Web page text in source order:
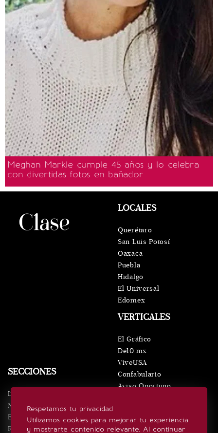
Meghan Markle cumple 45 años y lo celebra
con divertidas fotos en bañador
Respetamos tu privacidad
Utilizamos cookies para mejorar tu experiencia
y mostrarte contenido relevante. Al continuar
SECCIONES
Inicio
Noticias
Eventos
Realeza
VERTICALES
El Gráfico
De10.mx
ViveUSA
Confabulario
Aviso Oportuno
LOCALES
Querétaro
San Luis Potosí
Oaxaca
Puebla
Hidalgo
El Universal
Edomex